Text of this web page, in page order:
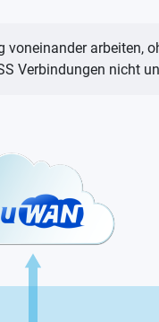
voneinander arbeiten,
Verbindungen nicht